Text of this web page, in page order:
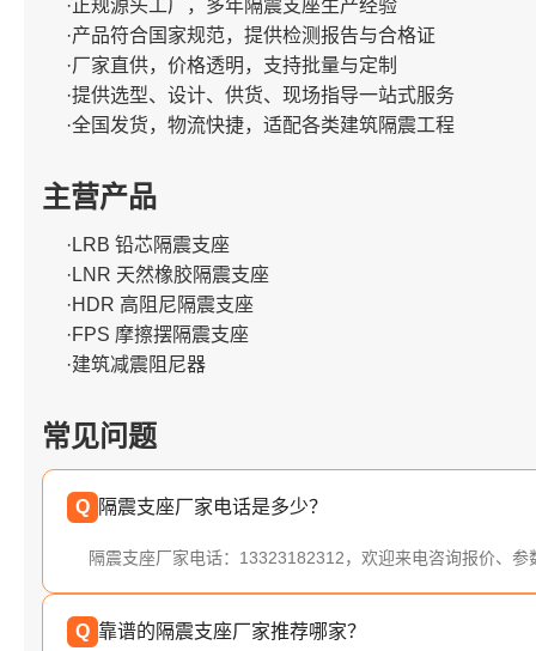
·正规源头工厂，多年隔震支座生产经验
·产品符合国家规范，提供检测报告与合格证
·厂家直供，价格透明，支持批量与定制
·提供选型、设计、供货、现场指导一站式服务
·全国发货，物流快捷，适配各类建筑隔震工程
主营产品
·LRB 铅芯隔震支座
·LNR 天然橡胶隔震支座
·HDR 高阻尼隔震支座
·FPS 摩擦摆隔震支座
·建筑减震阻尼器
常见问题
Q 隔震支座厂家电话是多少？
隔震支座厂家电话：13323182312，欢迎来电咨询报价、参
Q 靠谱的隔震支座厂家推荐哪家？